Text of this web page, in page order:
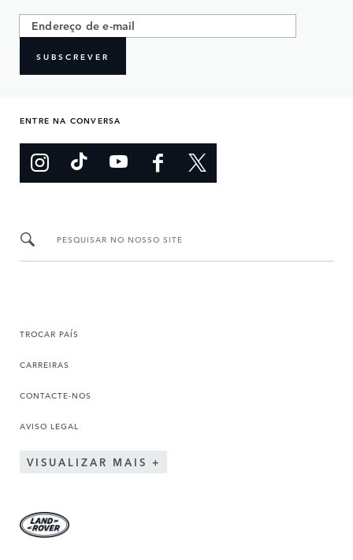
SUBSCREVER
ENTRE NA CONVERSA
PESQUISAR NO NOSSO SITE
TROCAR PAÍS
CARREIRAS
CONTACTE-NOS
AVISO LEGAL
VISUALIZAR MAIS